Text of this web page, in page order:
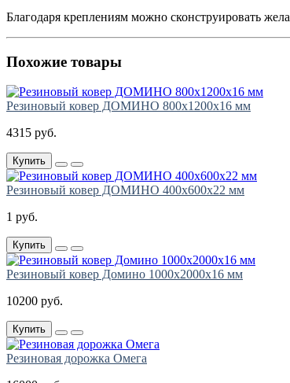
Благодаря креплениям можно сконструировать
Похожие товары
Резиновый ковер ДОМИНО 800х1200х16 мм
4315 руб.
Купить
Резиновый ковер ДОМИНО 400х600х22 мм
1 руб.
Купить
Резиновый ковер Домино 1000х2000х16 мм
10200 руб.
Купить
Резиновая дорожка Омега